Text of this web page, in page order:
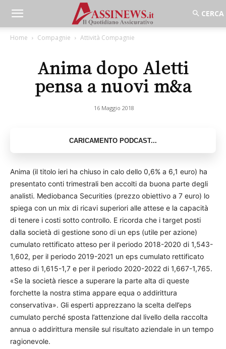
Home Compagnie Attività Compagnie
Anima dopo Aletti
pensa a nuovi m&a
16 Maggio 2018
Anima (il titolo ieri ha chiuso in calo dello 0,6% a 6,1 euro) ha
presentato conti trimestrali ben accolti da buona parte degli
analisti. Mediobanca Securities (prezzo obiettivo a 7 euro) lo
spiega con un mix di ricavi superiori alle attese e la capacità
di tenere i costi sotto controllo. E ricorda che i target posti
dalla società di gestione sono di un eps (utile per azione)
cumulato rettificato atteso per il periodo 2018-2020 di 1,543-
1,602, per il periodo 2019-2021 un eps cumulato rettificato
atteso di 1,615-1,7 e per il periodo 2020-2022 di 1,667-1,765.
«Se la società riesce a superare la parte alta di queste
forchette la nostra stima appare equa o addirittura
conservativa». Gli esperti apprezzano la scelta dell’eps
cumulato perché sposta l’attenzione dal livello della raccolta
annua o addirittura mensile sul risultato aziendale in un tempo
ragionevole.